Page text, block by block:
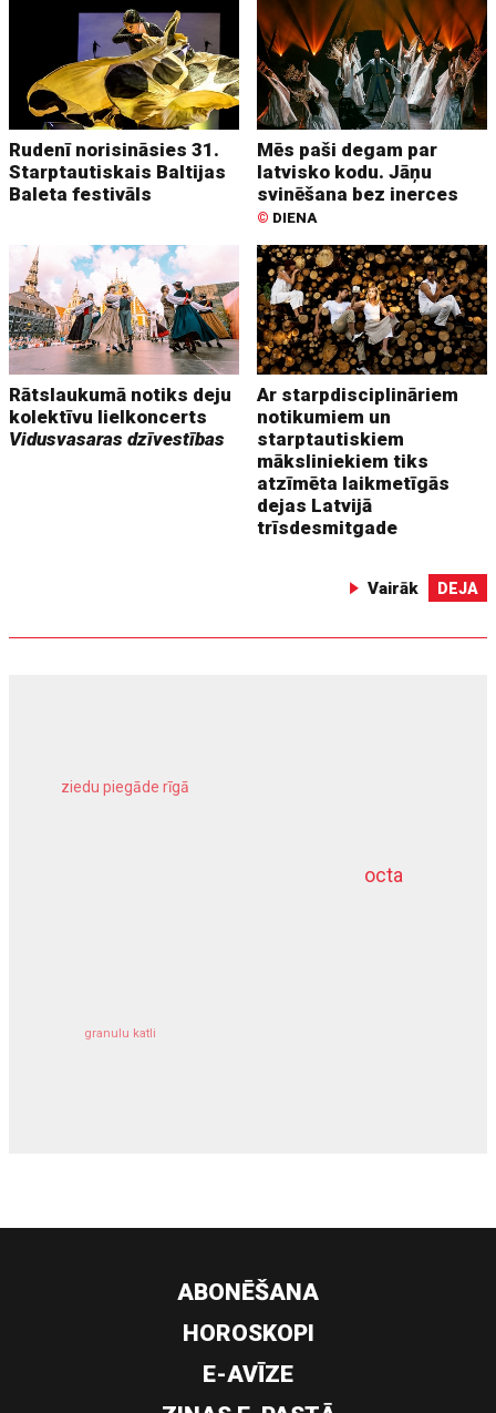
Rudenī norisināsies 31.
Starptautiskais Baltijas
Baleta festivāls
Mēs paši degam par
latvisko kodu. Jāņu
svinēšana bez inerces
© DIENA
Rātslaukumā notiks deju
kolektīvu lielkoncerts
Vidusvasaras dzīvestības
Ar starpdisciplināriem
notikumiem un
starptautiskiem
māksliniekiem tiks
atzīmēta laikmetīgās
dejas Latvijā
trīsdesmitgade
Vairāk DEJA
octa
ziedu piegāde rīgā
granulu katli
dziļurbums
ABONĒŠANA
HOROSKOPI
E-AVĪZE